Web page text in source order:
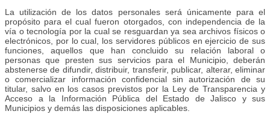
La utilización de los datos personales será únicamente para el
propósito para el cual fueron otorgados, con independencia de la
vía o tecnología por la cual se resguardan ya sea archivos físicos o
electrónicos, por lo cual, los servidores públicos en ejercicio de sus
funciones, aquellos que han concluido su relación laboral o
personas que presten sus servicios para el Municipio, deberán
abstenerse de difundir, distribuir, transferir, publicar, alterar, eliminar
o comercializar información confidencial sin autorización de su
titular, salvo en los casos previstos por la Ley de Transparencia y
Acceso a la Información Pública del Estado de Jalisco y sus
Municipios y demás las disposiciones aplicables.